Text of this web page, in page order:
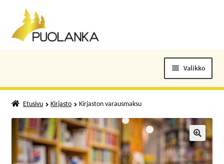
Siirry
navigointiin
Siirry
sisältöön
Valikko
ELOKUVALIPUT
TAPAHTUMAT
KUNTOSALI
Etusivu Kirjasto Kirjaston varausmaksu
🔍